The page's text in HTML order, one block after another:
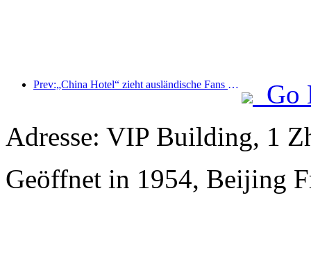
Prev:„China Hotel“ zieht ausländische Fans an und das Jinjiang Hotel wird häufig von ausländischen Gästen gelobt
Go
Adresse: VIP Building, 1
Geöffnet in 1954, Beijing